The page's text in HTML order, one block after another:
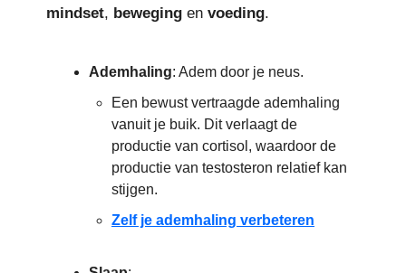
mindset, beweging en voeding.
Ademhaling: Adem door je neus.
Een bewust vertraagde ademhaling
vanuit je buik. Dit verlaagt de
productie van cortisol, waardoor de
productie van testosteron relatief kan
stijgen.
Zelf je ademhaling verbeteren